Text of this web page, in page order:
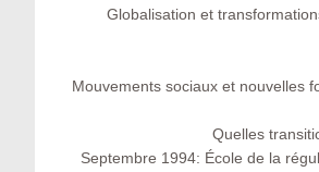
Globalisation et
Mouvements sociaux et nouvelles
Quelles
Septembre 1994: École de la